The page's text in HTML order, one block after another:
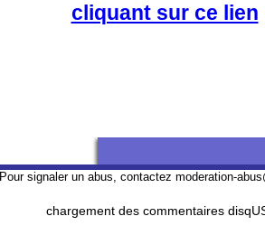
cliquant sur ce lien
Pour signaler un abus, contactez moderation-
chargement des commentaires